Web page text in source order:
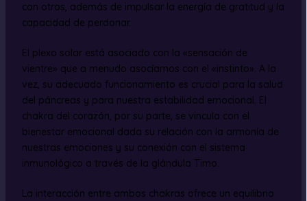
con otros, además de impulsar la energía de gratitud y la
capacidad de perdonar.
El plexo solar está asociado con la «sensación de
vientre» que a menudo asocíamos con el «instinto». A la
vez, su adecuado funcionamiento es crucial para la salud
del páncreas y para nuestra estabilidad emocional. El
chakra del corazón, por su parte, se vincula con el
bienestar emocional dada su relación con la armonía de
nuestras emociones y su conexión con el sistema
inmunológico a través de la glándula Timo.
La interacción entre ambos chakras ofrece un equilibrio